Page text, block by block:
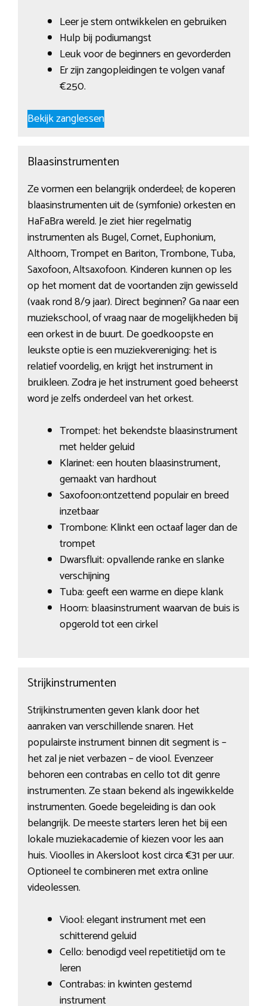
Leer je stem ontwikkelen en gebruiken
Hulp bij podiumangst
Leuk voor de beginners en gevorderden
Er zijn zangopleidingen te volgen vanaf
€250.
Bekijk zanglessen
Blaasinstrumenten
Ze vormen een belangrijk onderdeel; de koperen
blaasinstrumenten uit de (symfonie) orkesten en
HaFaBra wereld. Je ziet hier regelmatig
instrumenten als Bugel, Cornet, Euphonium,
Althoorn, Trompet en Bariton, Trombone, Tuba,
Saxofoon, Altsaxofoon. Kinderen kunnen op les
op het moment dat de voortanden zijn gewisseld
(vaak rond 8/9 jaar). Direct beginnen? Ga naar een
muziekschool, of vraag naar de mogelijkheden bij
een orkest in de buurt. De goedkoopste en
leukste optie is een muziekvereniging: het is
relatief voordelig, en krijgt het instrument in
bruikleen. Zodra je het instrument goed beheerst
word je zelfs onderdeel van het orkest.
Trompet: het bekendste blaasinstrument
met helder geluid
Klarinet: een houten blaasinstrument,
gemaakt van hardhout
Saxofoon:ontzettend populair en breed
inzetbaar
Trombone: Klinkt een octaaf lager dan de
trompet
Dwarsfluit: opvallende ranke en slanke
verschijning
Tuba: geeft een warme en diepe klank
Hoorn: blaasinstrument waarvan de buis is
opgerold tot een cirkel
Strijkinstrumenten
Strijkinstrumenten geven klank door het
aanraken van verschillende snaren. Het
populairste instrument binnen dit segment is –
het zal je niet verbazen – de viool. Evenzeer
behoren een contrabas en cello tot dit genre
instrumenten. Ze staan bekend als ingewikkelde
instrumenten. Goede begeleiding is dan ook
belangrijk. De meeste starters leren het bij een
lokale muziekacademie of kiezen voor les aan
huis. Vioolles in Akersloot kost circa €31 per uur.
Optioneel te combineren met extra online
videolessen.
Viool: elegant instrument met een
schitterend geluid
Cello: benodigd veel repetitietijd om te
leren
Contrabas: in kwinten gestemd
instrument